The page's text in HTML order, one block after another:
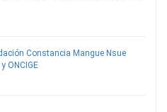
Constancia Mangue Nsue
ONCIGE